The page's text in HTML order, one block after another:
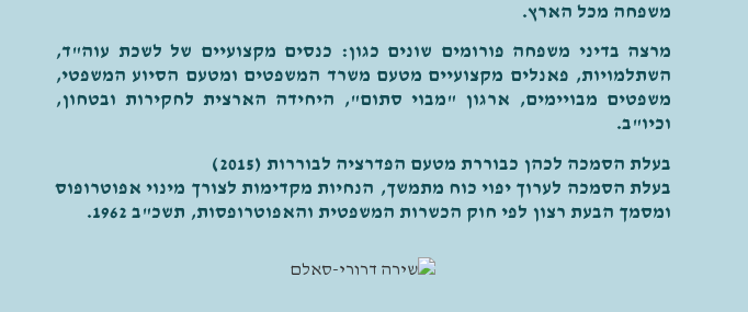
משפחה מכל הארץ.
מרצה בדיני משפחה פורומים שונים כגון: כנסים מקצועיים של לשכת עוה"ד,
השתלמויות, פאנלים מקצועיים מטעם משרד המשפטים ומטעם הסיוע המשפטי,
משפטים מבויימים, ארגון "מבוי סתום", היחידה הארצית לחקירות ובטחון,
וכיו"ב.
בעלת הסמכה לכהן כבוררת מטעם הפדרציה לבוררות (2015)
בעלת הסמכה לערוך יפוי כוח מתמשך, הנחיות מקדימות לצורך מינוי אפוטרופוס
ומסמך הבעת רצון לפי חוק הכשרות המשפטית והאפוטרופסות, תשכ"ב 1962.